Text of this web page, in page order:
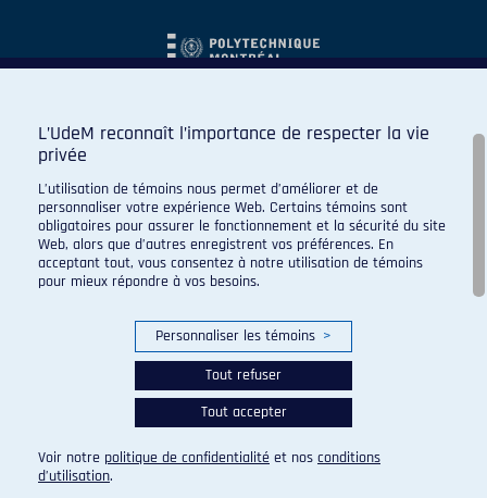
© 2026 Carabins de l'Université de Montréal. Tous droits
réservés.
Paramètres des témoins
L’UdeM reconnaît l’importance de respecter la vie
privée
L’utilisation de témoins nous permet d’améliorer et de
personnaliser votre expérience Web. Certains témoins sont
obligatoires pour assurer le fonctionnement et la sécurité du site
Web, alors que d’autres enregistrent vos préférences. En
acceptant tout, vous consentez à notre utilisation de témoins
pour mieux répondre à vos besoins.
Personnaliser les témoins >
Tout refuser
Tout accepter
Voir notre politique de confidentialité et nos conditions
d’utilisation.